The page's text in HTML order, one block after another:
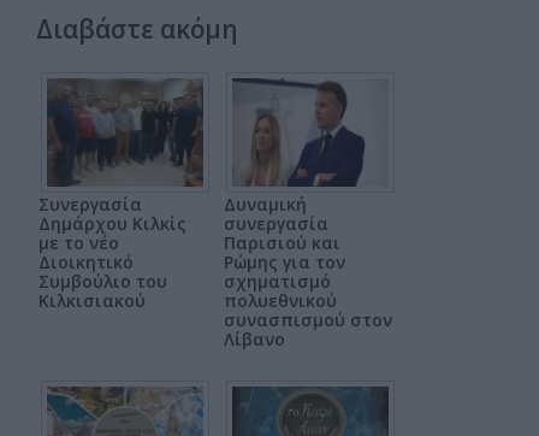
Διαβάστε ακόμη
Συνεργασία
Δημάρχου Κιλκίς
με το νέο
Διοικητικό
Συμβούλιο του
Κιλκισιακού
Δυναμική
συνεργασία
Παρισιού και
Ρώμης για τον
σχηματισμό
πολυεθνικού
συνασπισμού στον
Λίβανο